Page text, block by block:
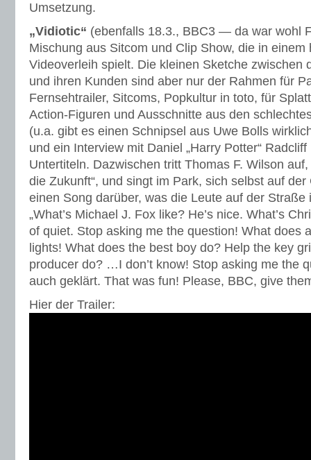
Umsetzung.
„Vidiotic“ (ebenfalls 18.3., BBC3 — da war wohl
Mischung aus Sitcom und Clip Show, die in
Videoverleih spielt. Die kleinen Sketche zwischen
und ihren Kunden sind aber nur der Rahmen für
Fernsehtrailer, Sitcoms, Popkultur in toto, für
Action-Figuren und Ausschnitte aus den
(u.a. gibt es einen Schnipsel aus Uwe Bolls
und ein Interview mit Daniel „Harry Potter“
Untertiteln. Dazwischen tritt Thomas F. Wilson
die Zukunft“, und singt im Park, sich selbst auf
einen Song darüber, was die Leute auf der Straße
„What’s Michael J. Fox like? He’s nice. What’s
of quiet. Stop asking me the question! What does
lights! What does the best boy do? Help the key
producer do? …I don’t know! Stop asking me the
auch geklärt. That was fun! Please, BBC, give
Hier der Trailer: